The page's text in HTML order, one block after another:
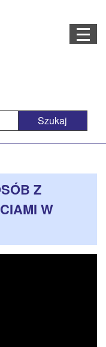
Menu
Z
W